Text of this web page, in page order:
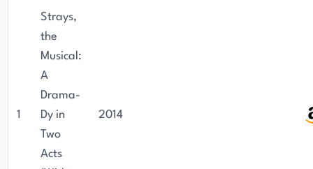
1
Strays,
the
Musical:
A
Drama-
Dy in
Two
Acts
2014